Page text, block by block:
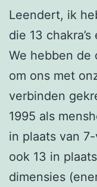
Leendert, ik
die 13
We hebben de
om ons met
verbinden
1995 als
in plaats van
ook 13 in
dimensies